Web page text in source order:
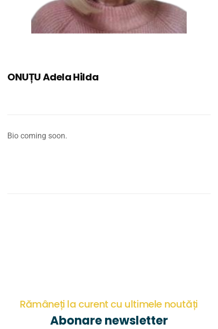
ONUȚU Adela Hilda
Bio coming soon.
Rămâneți la curent cu ultimele noutăți
Abonare newsletter